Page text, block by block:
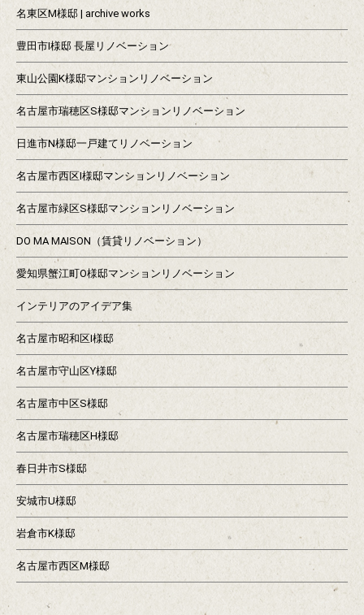
名東区M様邸 | archive works
豊田市I様邸 長屋リノベーション
東山公園K様邸マンションリノベーション
名古屋市瑞穂区S様邸マンションリノベーション
日進市N様邸一戸建てリノベーション
名古屋市西区I様邸マンションリノベーション
名古屋市緑区S様邸マンションリノベーション
DO MA MAISON（賃貸リノベーション）
愛知県蟹江町O様邸マンションリノベーション
インテリアのアイデア集
名古屋市昭和区I様邸
名古屋市守山区Y様邸
名古屋市中区S様邸
名古屋市瑞穂区H様邸
春日井市S様邸
安城市U様邸
岩倉市K様邸
名古屋市西区M様邸